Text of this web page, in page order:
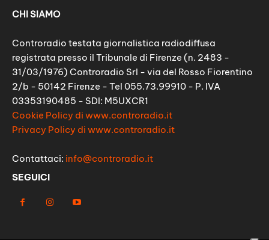
CHI SIAMO
Controradio testata giornalistica radiodiffusa
registrata presso il Tribunale di Firenze (n. 2483 -
31/03/1976) Controradio Srl - via del Rosso Fiorentino
2/b - 50142 Firenze - Tel 055.73.99910 - P. IVA
03353190485 - SDI: M5UXCR1
Cookie Policy di www.controradio.it
Privacy Policy di www.controradio.it
Contattaci: info@controradio.it
SEGUICI